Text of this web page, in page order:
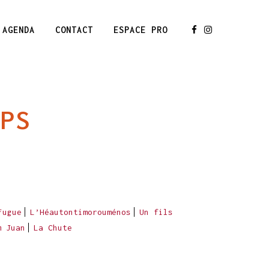
AGENDA CONTACT ESPACE PRO
L’Héautontimorouménos
Un fils
Juan
La Chute